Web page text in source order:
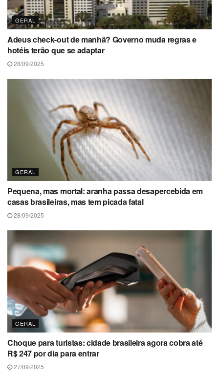
GERAL
Adeus check-out de manhã? Governo muda regras e
hotéis terão que se adaptar
28/09/2025
GERAL
Pequena, mas mortal: aranha passa desapercebida em
casas brasileiras, mas tem picada fatal
28/09/2025
GERAL
Choque para turistas: cidade brasileira agora cobra até
R$ 247 por dia para entrar
27/09/2025